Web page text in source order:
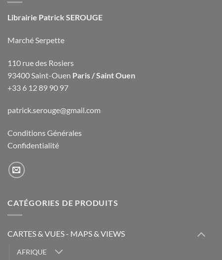
Librairie Patrick SEROUGE
Marché Serpette
110 rue des Rosiers
93400 Saint-Ouen Paris / Saint Ouen
+33 6 12 89 90 97
patrick.serouge@gmail.com
Conditions Générales
Confidentialité
CATÉGORIES DE PRODUITS
CARTES & VUES - MAPS & VIEWS
AFRIQUE